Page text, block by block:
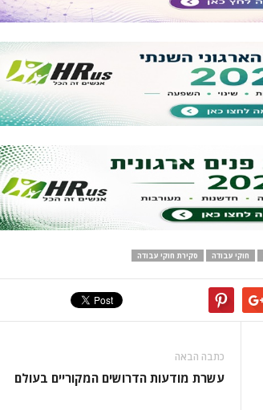
חוקי עבודה סקירת חוקי עבודה
כתבה הבאה
עשרת מודעות הדרושים המקוריים בעולם